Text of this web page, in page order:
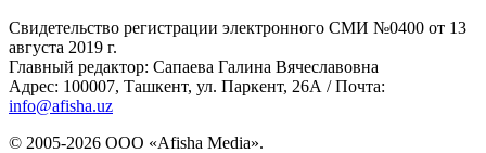
Свидетельство регистрации электронного СМИ №0400 от 13
августа 2019 г.
Главный редактор: Сапаева Галина Вячеславовна
Адрес: 100007, Ташкент, ул. Паркент, 26А / Почта:
info@afisha.uz
© 2005-2026 ООО «Afisha Media».